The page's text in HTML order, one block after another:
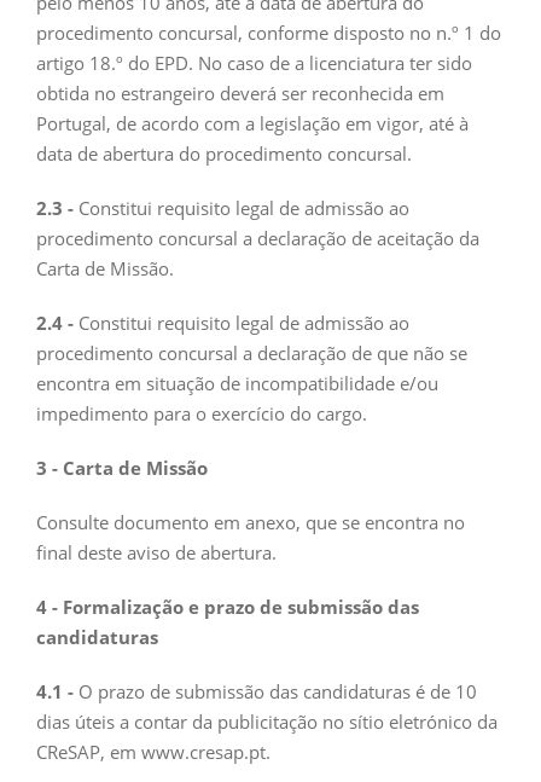
procedimento concursal, conforme disposto no n.º 1 do
artigo 18.º do EPD. No caso de a licenciatura ter sido
obtida no estrangeiro deverá ser reconhecida em
Portugal, de acordo com a legislação em vigor, até à
data de abertura do procedimento concursal.
2.3 - Constitui requisito legal de admissão ao
procedimento concursal a declaração de aceitação da
Carta de Missão.
2.4 - Constitui requisito legal de admissão ao
procedimento concursal a declaração de que não se
encontra em situação de incompatibilidade e/ou
impedimento para o exercício do cargo.
3 - Carta de Missão
Consulte documento em anexo, que se encontra no
final deste aviso de abertura.
4 - Formalização e prazo de submissão das
candidaturas
4.1 - O prazo de submissão das candidaturas é de 10
dias úteis a contar da publicitação no sítio eletrónico da
CReSAP, em www.cresap.pt.